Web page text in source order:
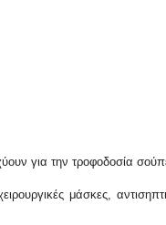
για την τροφοδοσία
μάσκες,